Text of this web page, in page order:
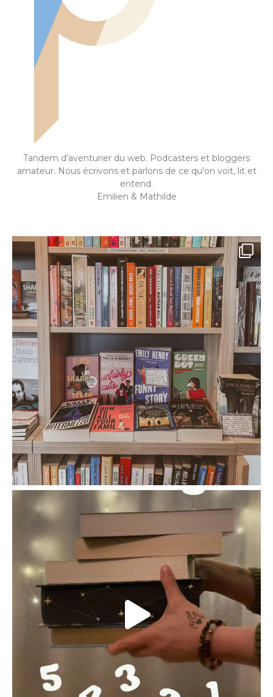
Tandem d'aventurier du web. Podcasters et bloggers
amateur. Nous écrivons et parlons de ce qu'on voit, lit et
entend.
Emilien & Mathilde